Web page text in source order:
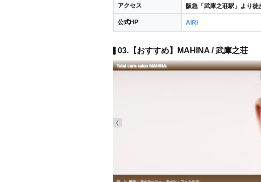
アクセス 阪急「武庫之荘駅」より徒
公式HP AIRI
03.【おすすめ】MAHINA / 武庫之荘